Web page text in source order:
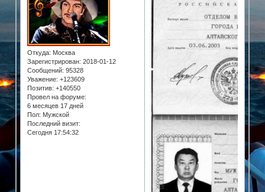
Откуда: Москва
Зарегистрирован: 2018-01-12
Сообщений: 95328
Уважение: +123609
Позитив: +140550
Провел на форуме:
6 месяцев 17 дней
Пол: Мужской
Последний визит:
Сегодня 17:54:32